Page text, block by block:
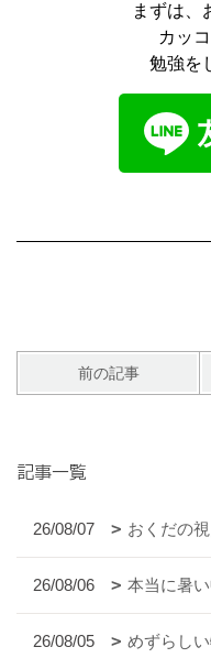
まずは、
カッ
勉強を
前の記事
記事一覧
26/08/07 おくだの視
26/08/06 本当に暑い
26/08/05 めずらし